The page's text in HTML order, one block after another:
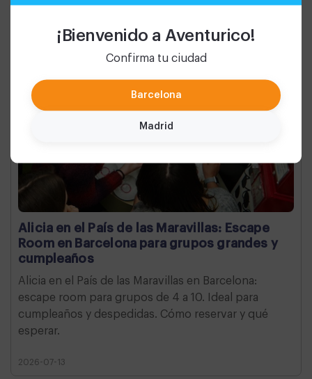
¡Bienvenido a Aventurico!
Confirma tu ciudad
Barcelona
Madrid
Alicia en el País de las Maravillas: Escape
Room en Barcelona para grupos grandes y
cumpleaños
Alicia en el País de las Maravillas en Barcelona:
escape room para grupos de 4 a 10. Ideal para
cumpleaños y despedidas. Cómo reservar y qué
esperar.
2026-07-13